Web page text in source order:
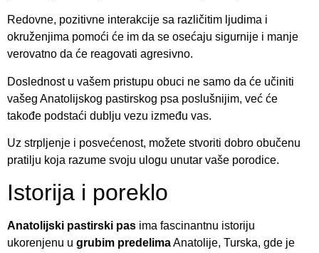
Redovne, pozitivne interakcije sa različitim ljudima i
okruženjima pomoći će im da se osećaju sigurnije i manje
verovatno da će reagovati agresivno.
Doslednost u vašem pristupu obuci ne samo da će učiniti
vašeg Anatolijskog pastirskog psa poslušnijim, već će
takođe podstaći dublju vezu između vas.
Uz strpljenje i posvećenost, možete stvoriti dobro obučenu
pratilju koja razume svoju ulogu unutar vaše porodice.
Istorija i poreklo
Anatolijski pastirski pas ima fascinantnu istoriju
ukorenjenu u grubim predelimaAnatolije, Turska, gde je